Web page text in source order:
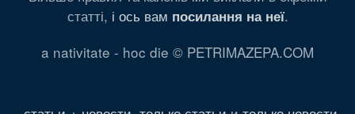
статті, і ось вам посилання на неї.
a nativitate - hoc die © PETRIMAZEPA.COM